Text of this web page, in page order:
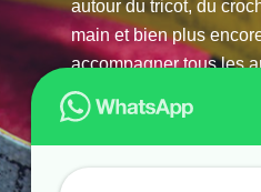
autour du tricot, du
main et bien plus
accompagner tous les